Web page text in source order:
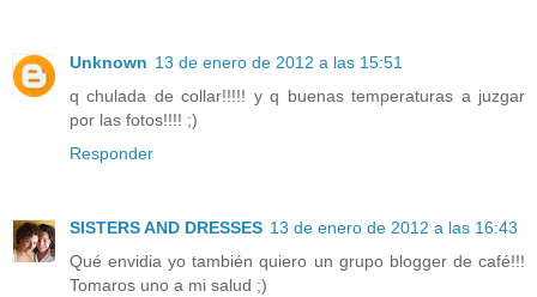
Unknown 13 de enero de 2012 a las 15:51
q chulada de collar!!!!! y q buenas temperaturas a juzgar
por las fotos!!!! ;)
Responder
SISTERS AND DRESSES 13 de enero de 2012 a las 16:43
Qué envidia yo también quiero un grupo blogger de café!!!
Tomaros uno a mi salud ;)